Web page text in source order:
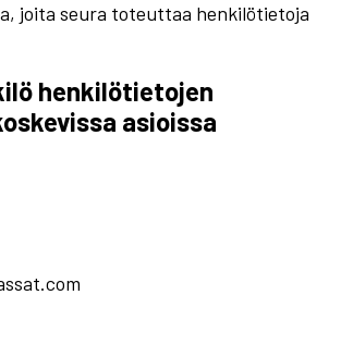
joita seura toteuttaa henkilötietoja
henkilötietojen
asioissa